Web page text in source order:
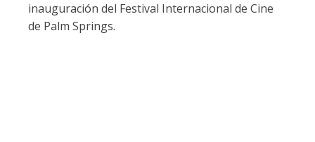
inauguración del Festival Internacional de Cine
de Palm Springs.